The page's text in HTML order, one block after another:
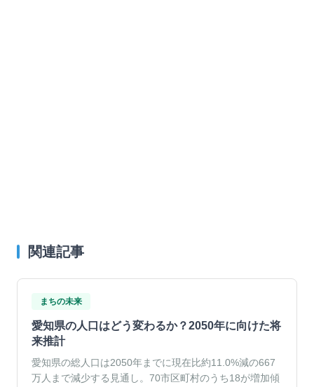
関連記事
まちの未来
愛知県の人口はどう変わるか？2050年に向けた将
来推計
愛知県の総人口は2050年までに現在比約11.0%減の667
万人まで減少する見通し。70市区町村のうち18が増加傾